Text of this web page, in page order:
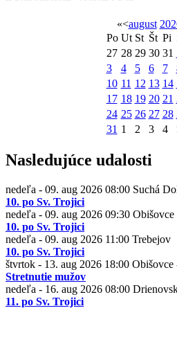
«<august
Po Ut St Št Pi
27 28 29 30 31
3
4 5 6 7
10 11 12 13 14
17 18 19 20 21
24 25 26 27 28
31 1 2 3 4
Nasledujúce udalosti
nedeľa - 09. aug 2026 08:00 Suchá
10. po Sv. Trojici
nedeľa - 09. aug 2026 09:30 Obišovce
10. po Sv. Trojici
nedeľa - 09. aug 2026 11:00 Trebejov
10. po Sv. Trojici
štvrtok - 13. aug 2026 18:00 Obišovce
Stretnutie mužov
nedeľa - 16. aug 2026 08:00
11. po Sv. Trojici